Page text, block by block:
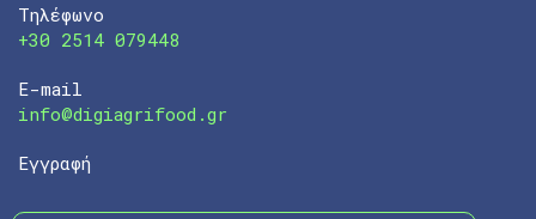
Τηλέφωνο
+30 2514 079448
E-mail
info@digiagrifood.gr
Εγγραφή